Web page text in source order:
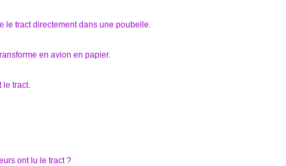
le tract directement dans une poubelle.
en avion en papier.
le tract.
ont lu le tract ?